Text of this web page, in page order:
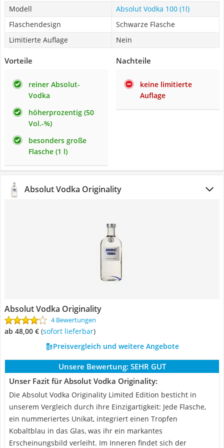
Modell
Absolut Vodka 100 (1l)
Flaschendesign
Schwarze Flasche
Limitierte Auflage
Nein
Vorteile
reiner Absolut-
Vodka
höherprozentig (50
Vol.-%)
besonders große
Flasche (1 l)
Nachteile
keine limitierte
Auflage
Absolut Vodka Originality
Absolut Vodka Originality
4 Bewertungen
ab 48,00 € ( Sofort lieferbar)
Preisvergleich und weitere Angebote
Unsere Bewertung: SEHR GUT
Unser Fazit für Absolut Vodka Originality:
Die Absolut Vodka Originality Limited Edition besticht in
unserem Vergleich durch ihre Einzigartigkeit: Jede Flasche,
ein nummeriertes Unikat, integriert einen Tropfen
Kobaltblau in das Glas, was ihr ein markantes
Erscheinungsbild verleiht. Im Inneren findet sich der